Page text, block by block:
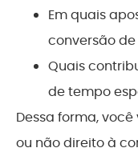
Em quais
conversão
Quais
de tempo
Dessa forma,
ou não direito à